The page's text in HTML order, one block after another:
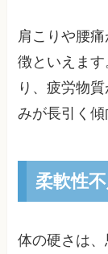
肩こりや腰
徴といえま
り、疲労物
みが長引く傾
柔軟性
体の硬さは